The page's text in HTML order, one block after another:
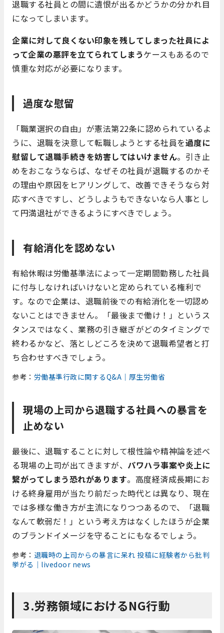
退職する社員との間に遺恨が出るかどうかの分かれ目
になってしまいます。
企業に対して良くない印象を残してしまった社員によ
って企業の悪評を立てられてしまうケースもあるので
慎重な対応が必要になります。
過度な慰留
「職業選択の自由」が憲法第22条に認められているよ
うに、退職を決意して転職しようとする社員を過度に
慰留して退職手続きを妨害してはいけません。引き止
めをおこなうならば、なぜその社員が退職するのかそ
の理由や原因をヒアリングして、改善できそうなら対
応すべきですし、どうしようもできないなら人事とし
て円満退社ができるようにすべきでしょう。
有給消化を認めない
有給休暇は労働基準法によって一定期間勤務した社員
に付与しなければいけないと定められている権利で
す。なので企業は、退職前後での有給消化を一切認め
ないことはできません。「最後まで働け！」というス
タンスではなく、業務の引き継ぎがどのタイミングで
終わるかなど、落としどころを決めて退職希望者と打
ち合わせすべきでしょう。
参考： 労働基準行政に関するQ&A｜厚生労働省
現場の上司から退職する社員への暴言を
止めない
最後に、退職することに対して根性論や精神論を述べ
る現場の上司が出てきますが、 パワハラ事案や炎上に
繋がってしまう恐れがあります。高度経済成長期にお
ける終身雇用が当たり前だった時代とは異なり、現在
では多様な働き方が主流になりつつあるので、「退職
なんて軟弱だ！」という考え方はなくしたほうが企業
のブランドイメージを守ることにもなるでしょう。
参考： 退職時の上司からの暴言に呆れ 投稿に経験者から批判
挙がる｜livedoor news
3.労務領域におけるNG行動